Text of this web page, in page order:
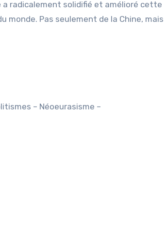
a radicalement solidifié et amélioré cette
monde. Pas seulement de la Chine, mais
– Néoeurasisme –